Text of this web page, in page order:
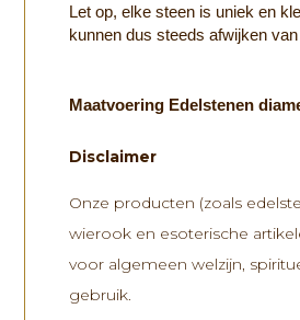
Let op, elke steen is uniek en
kunnen dus steeds afwijken
Maatvoering Edelstenen
Disclaimer
Onze producten (zoals
wierook en esoterische
voor algemeen welzijn,
gebruik.